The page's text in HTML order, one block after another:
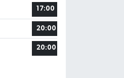
17:00
20:00
20:00